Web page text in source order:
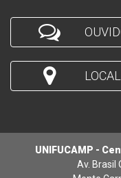
UNIFUCAMP -
Av. Brasil